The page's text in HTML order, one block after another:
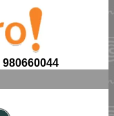
980660044